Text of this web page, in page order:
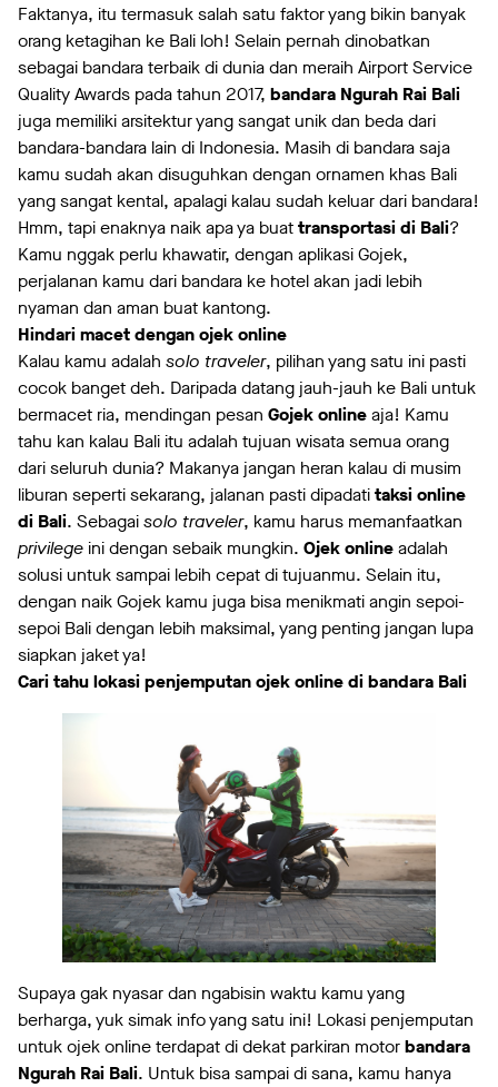
Faktanya, itu termasuk salah satu faktor yang bikin banyak
orang ketagihan ke Bali loh! Selain pernah dinobatkan
sebagai bandara terbaik di dunia dan meraih Airport Service
Quality Awards pada tahun 2017, bandara Ngurah Rai Bali
juga memiliki arsitektur yang sangat unik dan beda dari
bandara-bandara lain di Indonesia. Masih di bandara saja
kamu sudah akan disuguhkan dengan ornamen khas Bali
yang sangat kental, apalagi kalau sudah keluar dari bandara!
Hmm, tapi enaknya naik apa ya buattransportasi di Bali?
Kamu nggak perlu khawatir, dengan aplikasi Gojek,
perjalanan kamu dari bandara ke hotel akan jadi lebih
nyaman dan aman buat kantong.
Hindari macet dengan ojek online
Kalau kamu adalah solo traveler, pilihan yang satu ini pasti
cocok banget deh. Daripada datang jauh-jauh ke Bali untuk
bermacet ria, mendingan pesan Gojek onlineaja! Kamu
tahu kan kalau Bali itu adalah tujuan wisata semua orang
dari seluruh dunia? Makanya jangan heran kalau di musim
liburan seperti sekarang, jalanan pasti dipadatitaksi online
di Bali. Sebagaisolo traveler, kamu harus memanfaatkan
privilege ini dengan sebaik mungkin. Ojek onlineadalah
solusi untuk sampai lebih cepat di tujuanmu. Selain itu,
dengan naik Gojek kamu juga bisa menikmati angin sepoi-
sepoi Bali dengan lebih maksimal, yang penting jangan lupa
siapkan jaket ya!
Cari tahu lokasi penjemputan ojek online di bandara Bali
Supaya gak nyasar dan ngabisin waktu kamu yang
berharga, yuk simak info yang satu ini! Lokasi penjemputan
untuk ojek online terdapat di dekat parkiran motorbandara
Ngurah Rai Bali. Untuk bisa sampai di sana, kamu hanya